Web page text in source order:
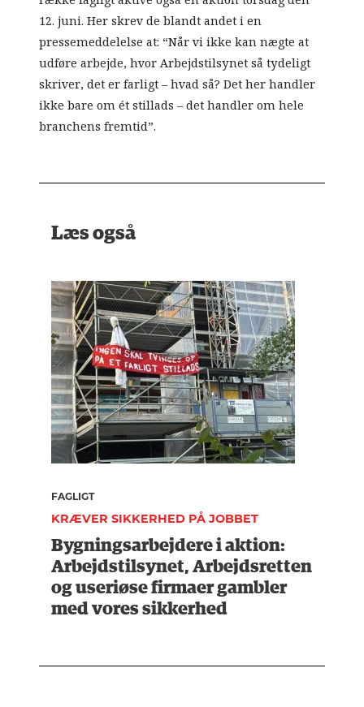
12. juni. Her skrev de blandt andet i en
pressemeddelelse at: “Når vi ikke kan nægte at
udføre arbejde, hvor Arbejdstilsynet så tydeligt
skriver, det er farligt – hvad så? Det her handler
ikke bare om ét stillads – det handler om hele
branchens fremtid”.
Læs også
FAGLIGT
KRÆVER SIKKERHED PÅ JOBBET
Bygningsarbejdere i aktion:
Arbejdstilsynet, Arbejdsretten
og useriøse firmaer gambler
med vores sikkerhed